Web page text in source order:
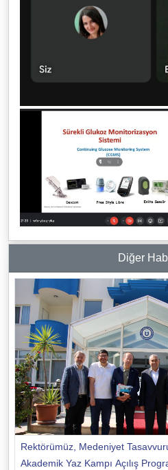
Diğer
Rektörümüz, Medeniyet
Akademik Yaz Kampı Açılış